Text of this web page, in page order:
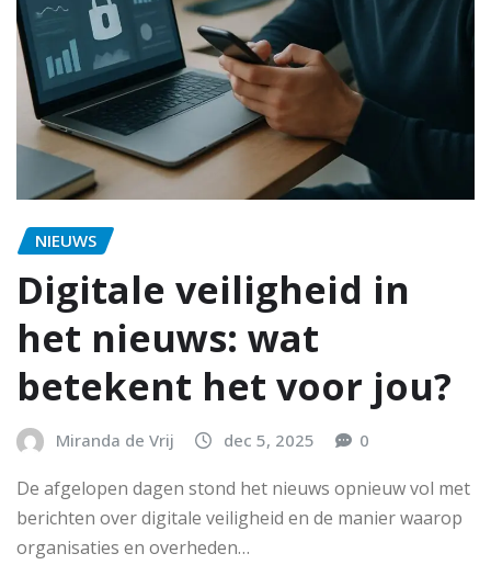
NIEUWS
Digitale veiligheid in
het nieuws: wat
betekent het voor jou?
Miranda de Vrij dec 5, 2025 0
De afgelopen dagen stond het nieuws opnieuw vol met
berichten over digitale veiligheid en de manier waarop
organisaties en overheden…